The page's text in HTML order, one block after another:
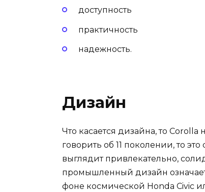
доступность
практичность
надежность.
Дизайн
Что касается дизайна, то
говорить об 11 поколении, то
выглядит привлекательно,
промышленный дизайн
фоне космической Honda Civic